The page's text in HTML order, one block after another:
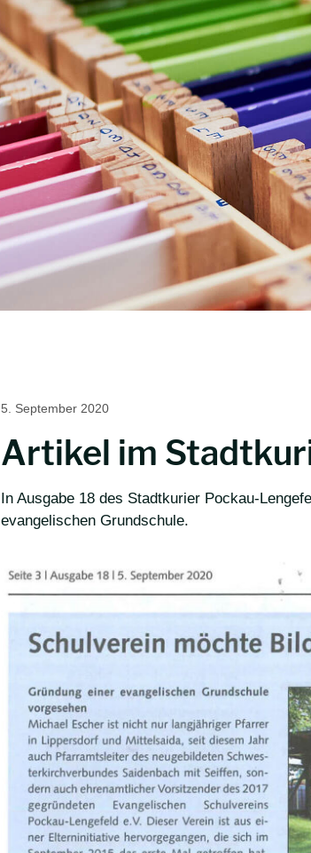
5. September 2020
Artikel im
In Ausgabe 18 des Stadtkurier Pockau-
evangelischen Grundschule.